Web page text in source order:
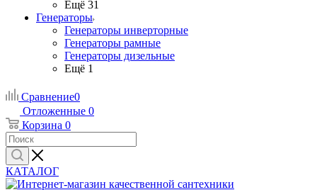
Ещё 31
Генераторы
Генераторы инверторные
Генераторы рамные
Генераторы дизельные
Ещё 1
Сравнение0
Отложенные 0
Корзина 0
КАТАЛОГ